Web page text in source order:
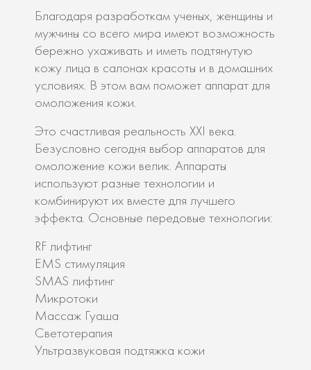
Благодаря разработкам ученых, женщины и
мужчины со всего мира имеют возможность
бережно ухаживать и иметь подтянутую
кожу лица в салонах красоты и в домашних
условиях. В этом вам поможет аппарат для
омоложения кожи.
Это счастливая реальность XXI века.
Безусловно сегодня выбор аппаратов для
омоложение кожи велик. Аппараты
используют разные технологии и
комбинируют их вместе для лучшего
эффекта. Основные передовые технологии:
RF лифтинг
EMS стимуляция
SMAS лифтинг
Микротоки
Массаж Гуаша
Светотерапия
Ультразвуковая подтяжка кожи